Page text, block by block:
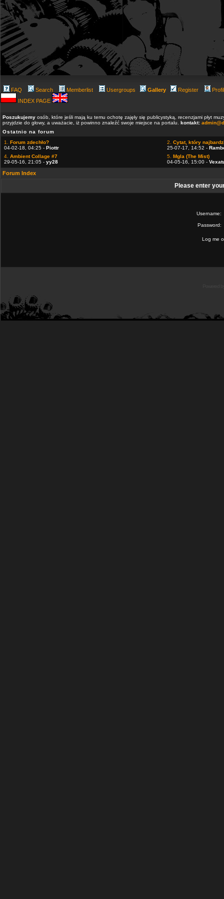
FAQ Search Memberlist Usergroups Gallery Register
INDEX PAGE
Poszukujemy osób, które jeśli mają ku temu ochotę zajęły się publicystyką, recenzjami płyt
przyjdzie do głowy, a uważacie, iż powinno znaleźć swoje miejsce na portalu. kontakt:
Ostatnio na forum
1. Forum zdechło?
04-02-18, 04:25 - Piottr
2. Cytat, który
25-07-17, 14:52 -
4. Ambient Collage #7
29-05-16, 21:05 - yy28
5. Mgla (The Mist)
04-05-16, 15:00 -
Forum Index
Please enter
Username:
Password:
Log me